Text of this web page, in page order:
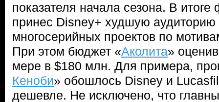
показателя начала сезона. В
принес Disney+ худшую аудиторию
многосерийных проектов по
При этом бюджет «Аколита»
мере в $180 млн. Для примера,
Кеноби» обошлось Disney и
дешевле. Не исключено, что